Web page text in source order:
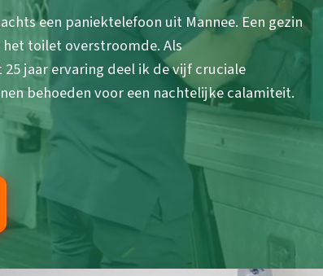
een paniektelefoon uit Mannee. Een gezin
toilet overstroomde. Als
jaar ervaring deel ik de vijf cruciale
behoeden voor een nachtelijke calamiteit.